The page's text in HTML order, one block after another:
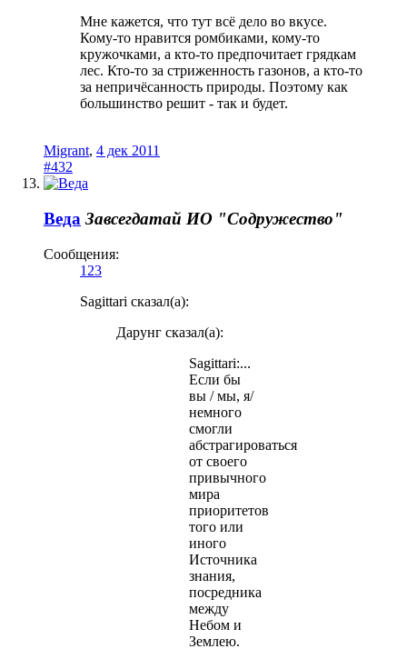
Мне кажется, что тут всё дело во вкусе.
Кому-то нравится ромбиками, кому-то
кружочками, а кто-то предпочитает грядкам
лес. Кто-то за стриженность газонов, а кто-то
за непричёсанность природы. Поэтому как
большинство решит - так и будет.
Migrant, 4 дек 2011
#432
Веда Завсегдатай ИО "Содружество"
Сообщения:
123
Sagittari сказал(а):
Дарунг сказал(а):
Sagittari:...
Если бы
вы / мы, я/
немного
смогли
абстрагироваться
от своего
привычного
мира
приоритетов
того или
иного
Источника
знания,
посредника
между
Небом и
Землею.